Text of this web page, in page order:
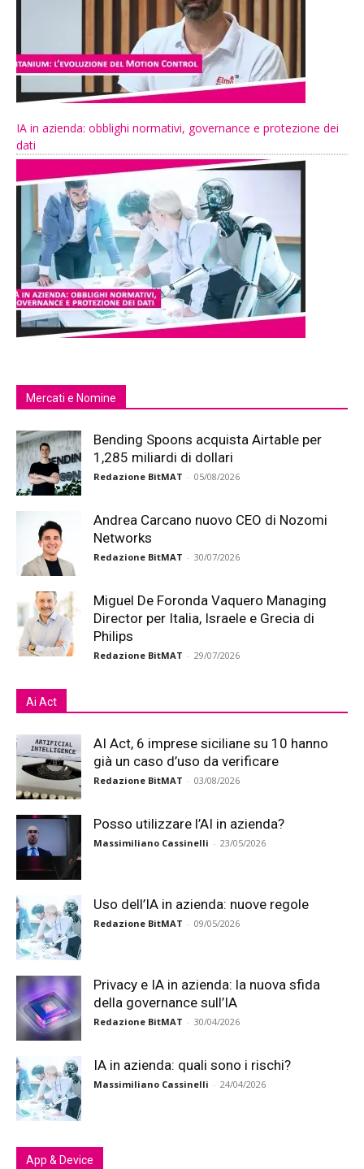
IA in azienda: obblighi normativi, governance e protezione dei
dati
Mercati e Nomine
Bending Spoons acquista Airtable per
1,285 miliardi di dollari
Redazione BitMAT - 05/08/2026
Andrea Carcano nuovo CEO di Nozomi
Networks
Redazione BitMAT - 30/07/2026
Miguel De Foronda Vaquero Managing
Director per Italia, Israele e Grecia di
Philips
Redazione BitMAT - 29/07/2026
Ai Act
AI Act, 6 imprese siciliane su 10 hanno
già un caso d’uso da verificare
Redazione BitMAT - 03/08/2026
Posso utilizzare l’AI in azienda?
Massimiliano Cassinelli - 23/05/2026
Uso dell’IA in azienda: nuove regole
Redazione BitMAT - 09/05/2026
Privacy e IA in azienda: la nuova sfida
della governance sull’IA
Redazione BitMAT - 30/04/2026
IA in azienda: quali sono i rischi?
Massimiliano Cassinelli - 24/04/2026
App & Device